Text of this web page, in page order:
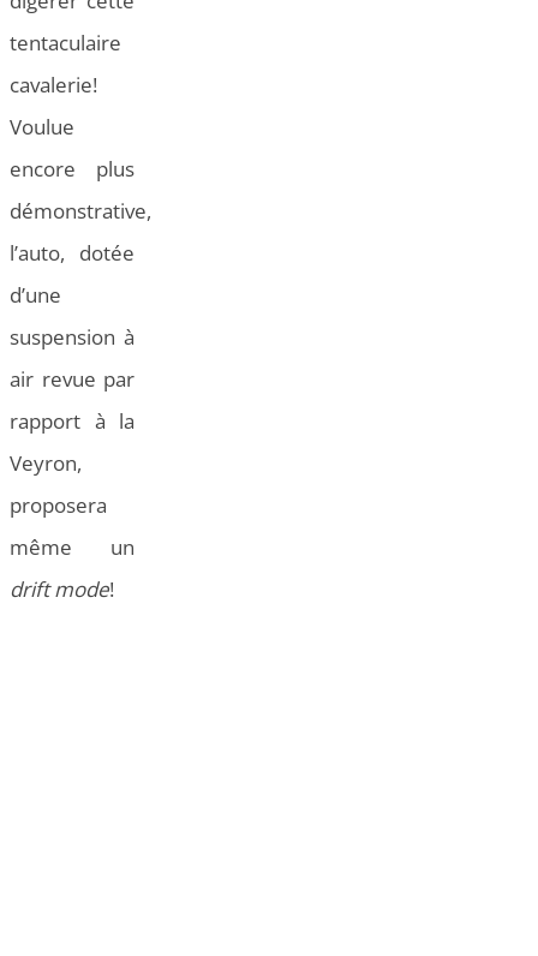
tentaculaire
cavalerie!
Voulue
encore plus
démonstrative,
l’auto, dotée
d’une
suspension à
air revue par
rapport à la
Veyron,
proposera
même un
drift mode!